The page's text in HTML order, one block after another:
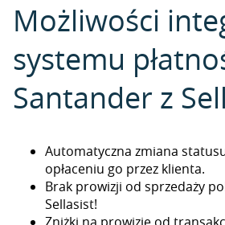
Możliwości
systemu
Santander z
Automatyczna zmiana
opłaceniu go przez klienta.
Brak prowizji od sprzedaży
Sellasist!